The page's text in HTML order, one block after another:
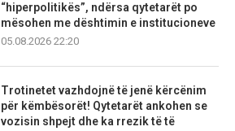
“hiperpolitikës”, ndërsa qytetarët po
mësohen me dështimin e institucioneve
05.08.2026 22:20
Trotinetet vazhdojnë të jenë kërcënim
për këmbësorët! Qytetarët ankohen se
vozisin shpejt dhe ka rrezik të të